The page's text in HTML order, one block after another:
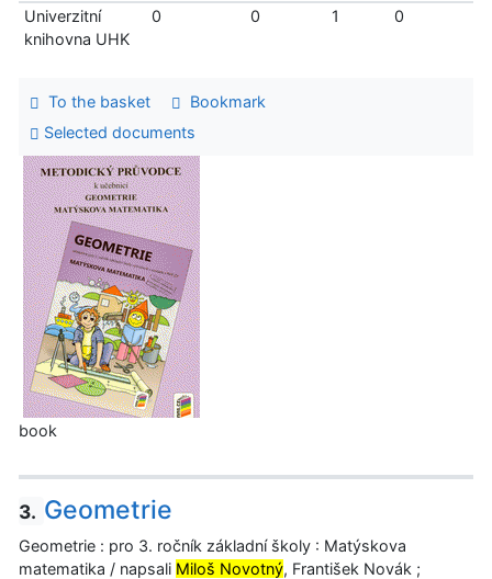
Univerzitní
knihovna UHK
0 0 1 0
To the basket
Bookmark
Selected documents
book
3. Geometrie
Geometrie : pro 3. ročník základní školy : Matýskova
matematika / napsali Miloš Novotný, František Novák ;